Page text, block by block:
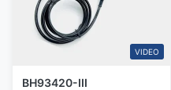
VIDEO
BH93420-III